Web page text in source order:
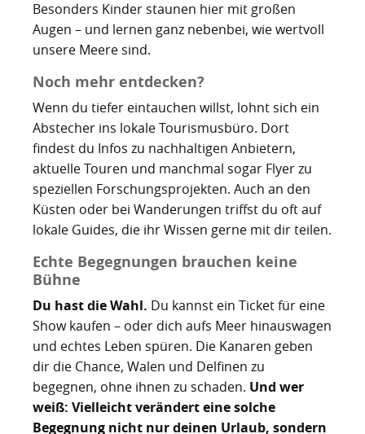
Besonders Kinder staunen hier mit großen
Augen – und lernen ganz nebenbei, wie wertvoll
unsere Meere sind.
Noch mehr entdecken?
Wenn du tiefer eintauchen willst, lohnt sich ein
Abstecher ins lokale Tourismusbüro. Dort
findest du Infos zu nachhaltigen Anbietern,
aktuelle Touren und manchmal sogar Flyer zu
speziellen Forschungsprojekten. Auch an den
Küsten oder bei Wanderungen triffst du oft auf
lokale Guides, die ihr Wissen gerne mit dir teilen.
Echte Begegnungen brauchen keine
Bühne
Du hast die Wahl. Du kannst ein Ticket für eine
Show kaufen – oder dich aufs Meer hinauswagen
und echtes Leben spüren. Die Kanaren geben
dir die Chance, Walen und Delfinen zu
begegnen, ohne ihnen zu schaden. Und wer
weiß: Vielleicht verändert eine solche
Begegnung nicht nur deinen Urlaub, sondern